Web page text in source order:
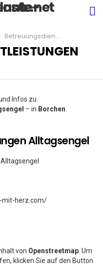
Betreuungsdienstleistungen Alltagsengel
Infos zu
– in Borchen
Alltagsengel
mit-herz.com/
von Openstreetmap . Um
klicken Sie auf den Button